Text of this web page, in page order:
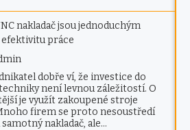
nakladač jsou jednoduchým
efektivitu práce
dobře ví, že investice do
není levnou záležitostí. O
je využít zakoupené stroje
firem se proto nesoustředí
nakladač, ale…